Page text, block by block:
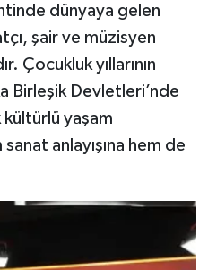
dünyaya gelen
şair ve müzisyen
Çocukluk yıllarının
Birleşik Devletleri’nde
yaşam
anlayışına hem de